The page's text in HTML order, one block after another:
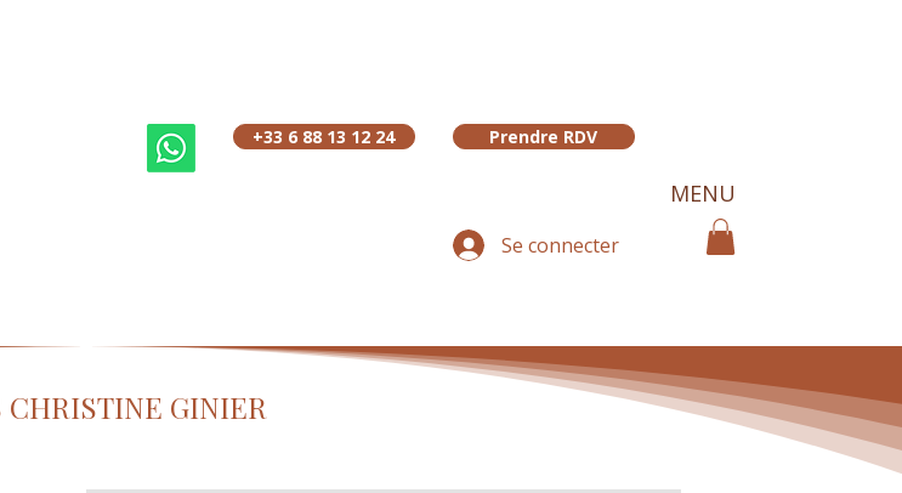
+33 6 88 13 12 24 Prendre RDV
MENU
Se connecter
CHRISTINE GINIER